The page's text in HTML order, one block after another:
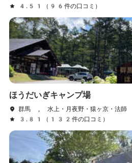
4.51（96件の口コミ）
ほうだいぎキャンプ場
群馬 , 水上・月夜野・猿ヶ京・法師
3.81（132件の口コミ）